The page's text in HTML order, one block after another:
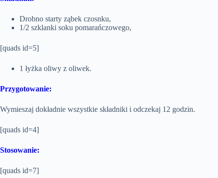
Drobno starty ząbek czosnku,
1/2 szklanki soku pomarańczowego,
[quads id=5]
1 łyżka oliwy z oliwek.
Przygotowanie:
Wymieszaj dokładnie wszystkie składniki i odczekaj 12 godzin.
[quads id=4]
Stosowanie:
[quads id=7]